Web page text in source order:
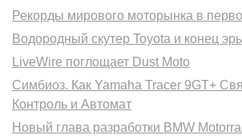
Рекорды мирового моторынка в
Водородный скутер Toyota и конец
LiveWire поглощает Dust Moto
Симбиоз. Как Yamaha Tracer 9GT+
Контроль и Автомат
Новый глава разработки BMW